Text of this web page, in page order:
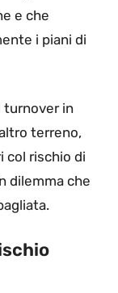
e che
i piani di
turnover in
terreno,
col rischio di
dilemma che